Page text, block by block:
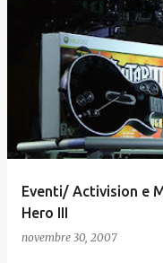
Eventi/ Activision e
Hero III
novembre 30, 2007